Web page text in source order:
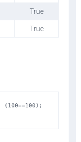
True
True